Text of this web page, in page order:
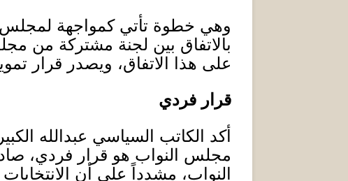
وهي خطوة تأتي كمواجهة لمجلس
بالاتفاق بين لجنة مشتركة من
على هذا الاتفاق، ويصدر قرار
قرار فردي
أكد الكاتب السياسي عبدالله
مجلس النواب هو قرار فردي،
النواب، مشدداً على أن